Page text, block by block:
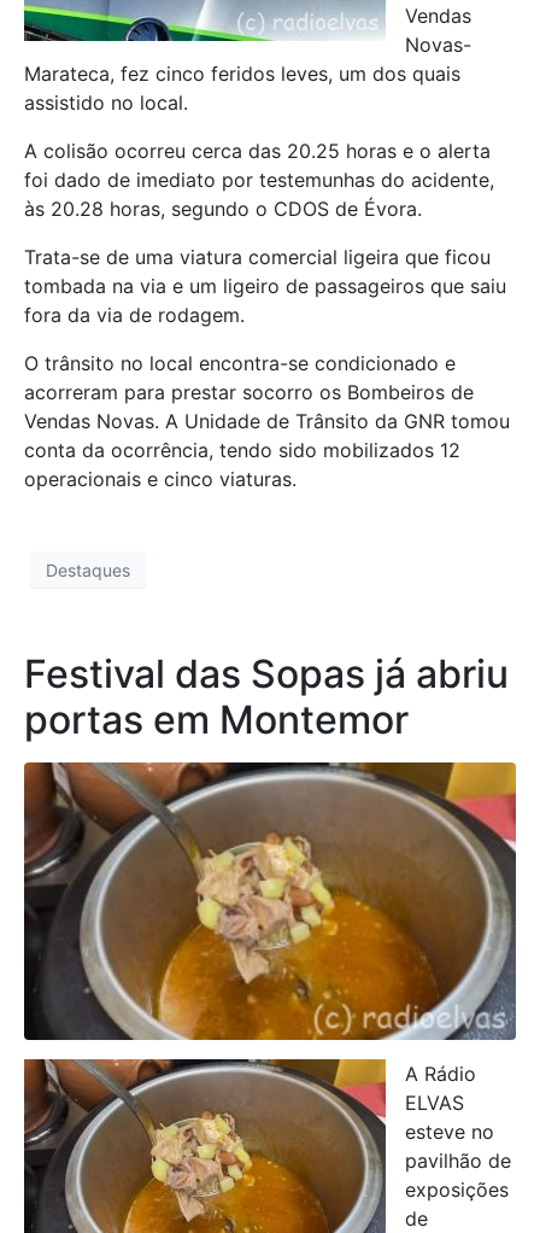
Vendas
Novas-
Marateca, fez cinco feridos leves, um dos quais
assistido no local.
A colisão ocorreu cerca das 20.25 horas e o alerta
foi dado de imediato por testemunhas do acidente,
às 20.28 horas, segundo o CDOS de Évora.
Trata-se de uma viatura comercial ligeira que ficou
tombada na via e um ligeiro de passageiros que saiu
fora da via de rodagem.
O trânsito no local encontra-se condicionado e
acorreram para prestar socorro os Bombeiros de
Vendas Novas. A Unidade de Trânsito da GNR tomou
conta da ocorrência, tendo sido mobilizados 12
operacionais e cinco viaturas.
Destaques
Festival das Sopas já abriu
portas em Montemor
A Rádio
ELVAS
esteve no
pavilhão de
exposições
de